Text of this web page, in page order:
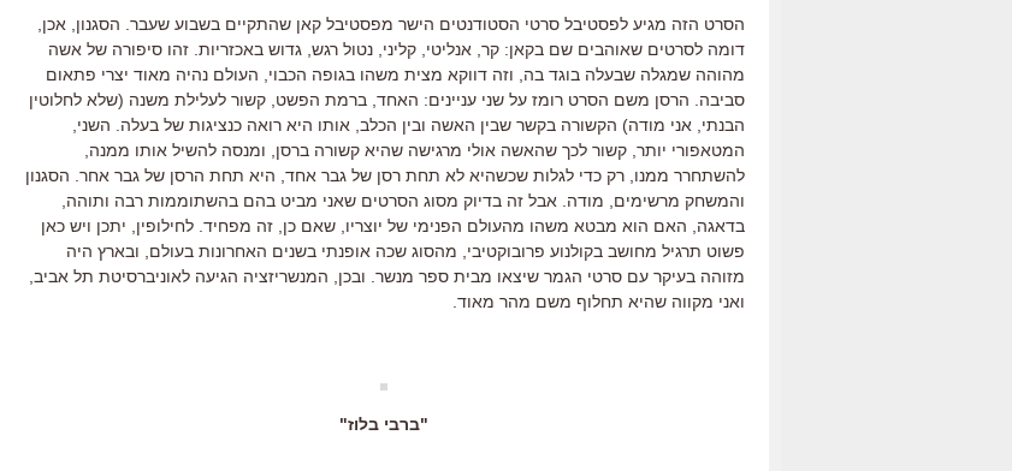
הסרט הזה מגיע לפסטיבל סרטי הסטודנטים הישר מפסטיבל קאן שהתקיים בשבוע שעבר. הסגנון, אכן,
דומה לסרטים שאוהבים שם בקאן: קר, אנליטי, קליני, נטול רגש, גדוש באכזריות. זהו סיפורה של אשה
מהוהה שמגלה שבעלה בוגד בה, וזה דווקא מצית משהו בגופה הכבוי, העולם נהיה מאוד יצרי פתאום
סביבה. הרסן משם הסרט רומז על שני עניינים: האחד, ברמת הפשט, קשור לעלילת משנה (שלא לחלוטין
הבנתי, אני מודה) הקשורה בקשר שבין האשה ובין הכלב, אותו היא רואה כנציגות של בעלה. השני,
המטאפורי יותר, קשור לכך שהאשה אולי מרגישה שהיא קשורה ברסן, ומנסה להשיל אותו ממנה,
להשתחרר ממנו, רק כדי לגלות שכשהיא לא תחת רסן של גבר אחד, היא תחת הרסן של גבר אחר. הסגנון
והמשחק מרשימים, מודה. אבל זה בדיוק מסוג הסרטים שאני מביט בהם בהשתוממות רבה ותוהה,
בדאגה, האם הוא מבטא משהו מהעולם הפנימי של יוצריו, שאם כן, זה מפחיד. לחילופין, יתכן ויש כאן
פשוט תרגיל מחושב בקולנוע פרובוקטיבי, מהסוג שכה אופנתי בשנים האחרונות בעולם, ובארץ היה
מזוהה בעיקר עם סרטי הגמר שיצאו מבית ספר מנשר. ובכן, המנשריזציה הגיעה לאוניברסיטת תל אביב,
ואני מקווה שהיא תחלוף משם מהר מאוד.
"ברבי בלוז"